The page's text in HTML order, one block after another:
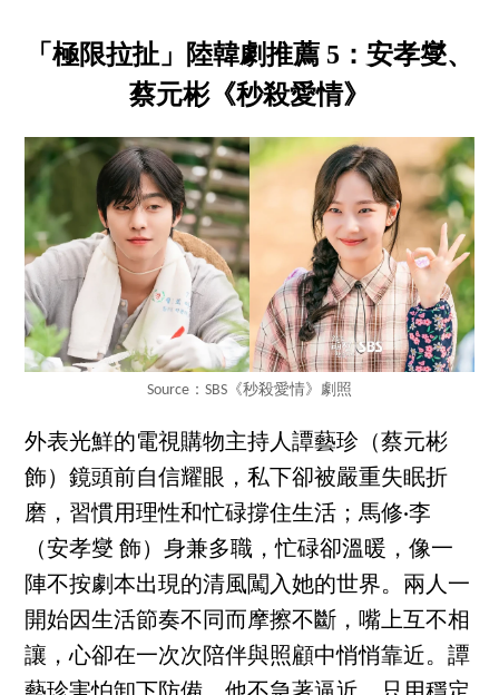
「極限拉扯」陸韓劇推薦 5：安孝燮、
蔡元彬《秒殺愛情》
Source：SBS《秒殺愛情》劇照
外表光鮮的電視購物主持人譚藝珍（蔡元彬
飾）鏡頭前自信耀眼，私下卻被嚴重失眠折
磨，習慣用理性和忙碌撐住生活；馬修·李
（安孝燮 飾）身兼多職，忙碌卻溫暖，像一
陣不按劇本出現的清風闖入她的世界。兩人一
開始因生活節奏不同而摩擦不斷，嘴上互不相
讓，心卻在一次次陪伴與照顧中悄悄靠近。譚